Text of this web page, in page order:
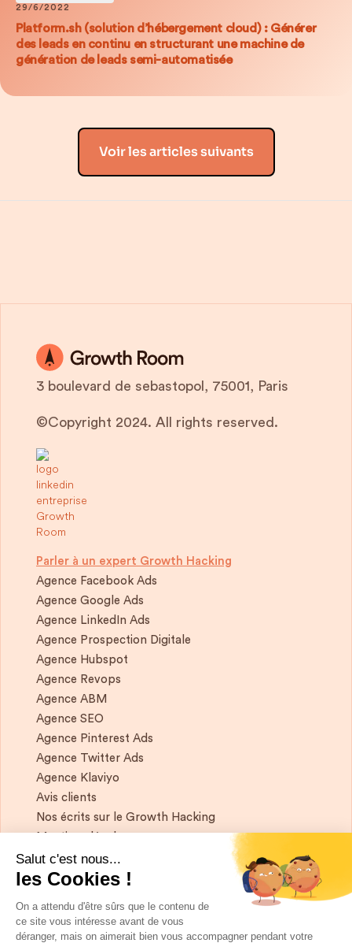
29/6/2022
Platform.sh (solution d’hébergement cloud) : Générer
des leads en continu en structurant une machine de
génération de leads semi-automatisée
Voir les articles suivants
3 boulevard de sebastopol, 75001, Paris
©Copyright 2024. All rights reserved.
Parler à un expert Growth Hacking
Agence Facebook Ads
Agence Google Ads
Agence LinkedIn Ads
Agence Prospection Digitale
Agence Hubspot
Agence Revops
Agence ABM
Agence SEO
Agence Pinterest Ads
Agence Twitter Ads
Agence Klaviyo
Avis clients
Nos écrits sur le Growth Hacking
Si vous souhaitez garder contact, et obtenir
un condensé de Growth Marketing chaque
semaine, ça se passe juste ici 👇
Salut c'est nous...
les Cookies !
On a attendu d'être sûrs que le contenu de
ce site vous intéresse avant de vous
déranger, mais on aimerait bien vous accompagner pendant votre